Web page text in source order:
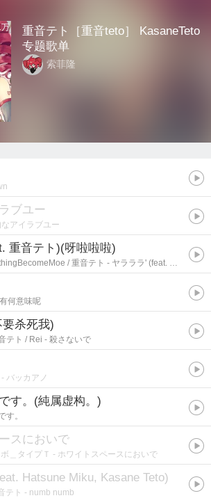
重音テト［重音teto］ KasaneTeto
专题歌单
索菲隆
ブユー
アイラブユー
重音テト)(呀啦啦啦)
/ 重音テト - ヤラララ' (feat. 重音テト)
何意味呢
杀死我)
テト / Rei - 殺さないで
- バッカアノ
す。(純属虚构。)
す。
スにおいで
＿タイプＴ - ホワイトスペースにおいで
Hatsune Miku, Kasane Teto)
テト - numb numb